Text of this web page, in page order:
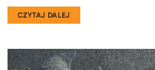
CZYTAJ DALEJ